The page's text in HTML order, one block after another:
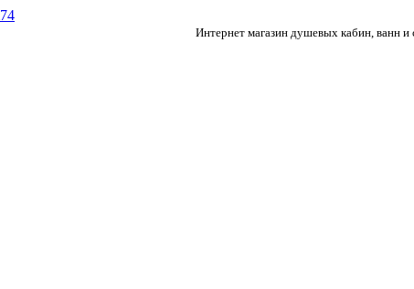
Интернет магазин душевых кабин, ванн и